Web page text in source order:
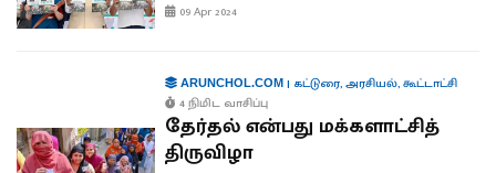
09 Apr 2024
ARUNCHOL.COM| கட்டுரை,அரசியல்,கூட்டாட்சி
4 நிமிட வாசிப்பு
தேர்தல் என்பது மக்களாட்சித்
திருவிழா